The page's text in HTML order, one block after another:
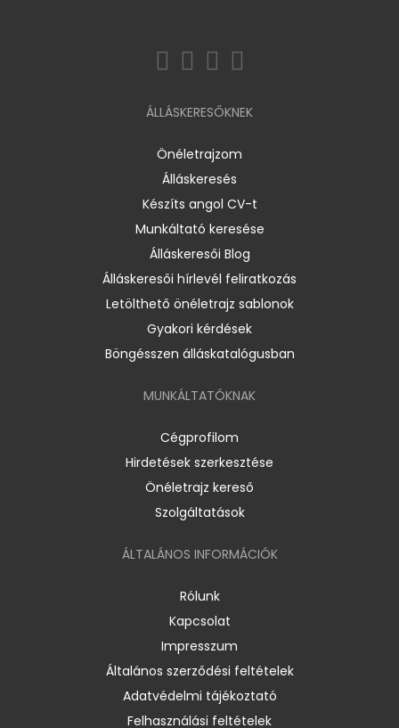
ÁLLÁSKERESŐKNEK
Önéletrajzom
Álláskeresés
Készíts angol CV-t
Munkáltató keresése
Álláskeresői Blog
Álláskeresői hírlevél feliratkozás
Letölthető önéletrajz sablonok
Gyakori kérdések
Böngésszen álláskatalógusban
MUNKÁLTATÓKNAK
Cégprofilom
Hirdetések szerkesztése
Önéletrajz kereső
Szolgáltatások
ÁLTALÁNOS INFORMÁCIÓK
Rólunk
Kapcsolat
Impresszum
Általános szerződési feltételek
Adatvédelmi tájékoztató
Felhasználási feltételek